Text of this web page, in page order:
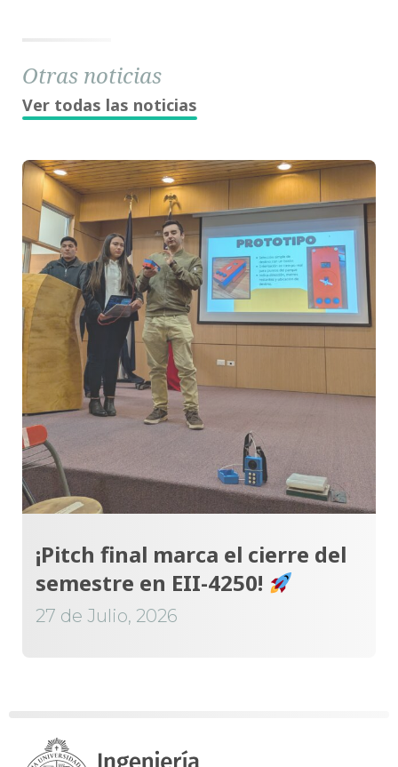
Otras noticias
Ver todas las noticias
¡Pitch final marca el cierre del
semestre en EII-4250!
27 de Julio, 2026